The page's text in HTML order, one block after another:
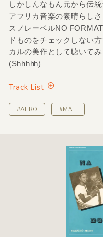
しかしんなもん元から伝
アフリカ音楽の素晴らし
スノレーベルNO
ドものをチェックしない
カルの美作として聴いて
(Shhhhh)
Track List
#AFRO #MALI